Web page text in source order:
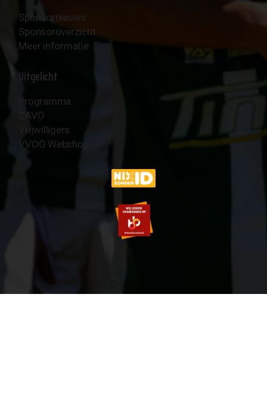
Sponsornieuws
Sponsoroverzicht
Meer informatie
Uitgelicht
Programma
ZAVO
Vrijwilligers
VVOG Webshop